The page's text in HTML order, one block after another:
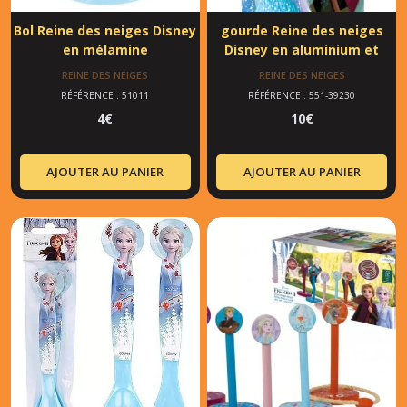
Bol Reine des neiges Disney
en mélamine
REINE DES NEIGES
RÉFÉRENCE : 51011
4€
AJOUTER AU PANIER
gourde Reine des neiges
Disney en aluminium et
bouchon en mélamine
REINE DES NEIGES
RÉFÉRENCE : 551-39230
10€
AJOUTER AU PANIER